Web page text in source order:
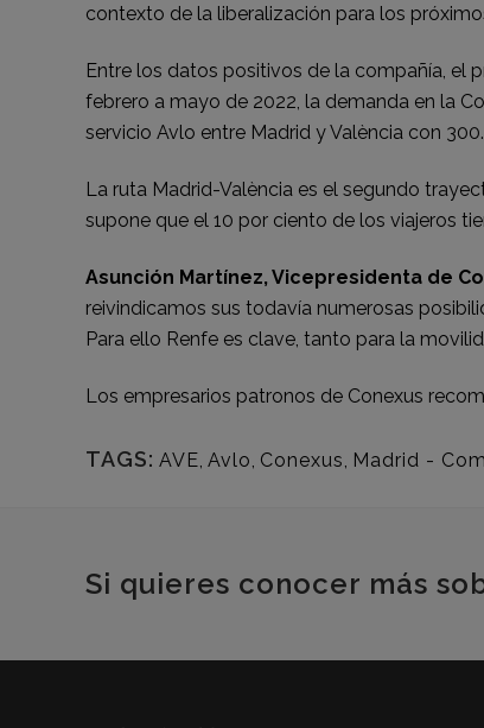
contexto de la liberalización para los
Entre los datos positivos de la compañía, el
febrero a mayo de 2022, la demanda en la
servicio Avlo entre Madrid y València con
La ruta Madrid-València es el segundo
supone que el 10 por ciento de los viajeros
Asunción Martínez, Vicepresidenta de
reivindicamos sus todavía numerosas
Para ello Renfe es clave, tanto para la
Los empresarios patronos de Conexus
TAGS: AVE, Avlo, Conexus, Madrid -
Si quieres conocer más